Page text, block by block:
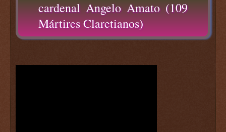
cardenal Angelo Amato (109
Mártires Claretianos)